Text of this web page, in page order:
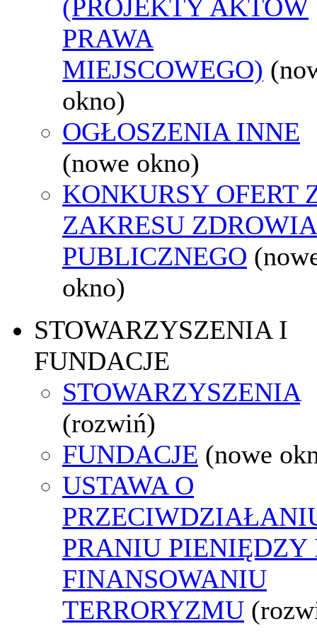
(PROJEKTY AKTÓW
PRAWA
MIEJSCOWEGO)
okno)
OGŁOSZENIA INNE
(nowe okno)
KONKURSY OFERT
ZAKRESU ZDROWIA
PUBLICZNEGO
okno)
STOWARZYSZENIA I
FUNDACJE
STOWARZYSZENIA
(rozwiń)
FUNDACJE (nowe
USTAWA O
PRANIU PIENIĘDZY
FINANSOWANIU
TERRORYZMU